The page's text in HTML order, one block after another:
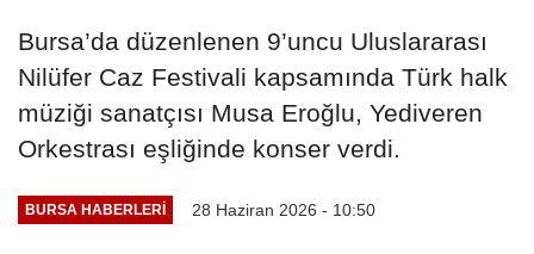
Bursa’da düzenlenen 9’uncu Uluslararası
Nilüfer Caz Festivali kapsamında Türk halk
müziği sanatçısı Musa Eroğlu, Yediveren
Orkestrası eşliğinde konser verdi.
BURSA HABERLERI 28 Haziran 2026 - 10:50